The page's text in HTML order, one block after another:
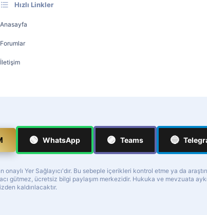
Hızlı Linkler
Anasayfa
Forumlar
İletişim
🟢 WhatsApp 🟣 Teams 🔵
onaylı Yer Sağlayıcı'dır. Bu sebeple içerikleri kontrol etme ya da
gütmez, ücretsiz bilgi paylaşım merkezidir. Hukuka ve mevzuata
kaldırılacaktır.